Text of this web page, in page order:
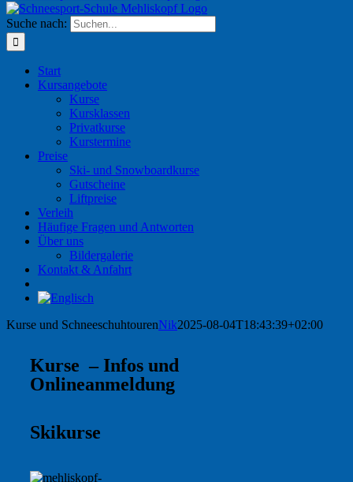
Suche nach:
Start
Kursangebote
Kurse
Kursklassen
Privatkurse
Kurstermine
Preise
Ski- und Snowboardkurse
Gutscheine
Liftpreise
Verleih
Häufige Fragen und Antworten
Über uns
Bildergalerie
Kontakt & Anfahrt
Kurse und SchneeschuhtourenNik2025-08-04T18:43:39+02:00
Kurse – Infos und
Onlineanmeldung
Skikurse